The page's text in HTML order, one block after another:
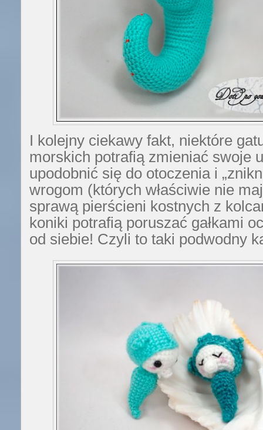
I kolejny ciekawy fakt, niektóre
morskich potrafią zmieniać swoje
upodobnić się do otoczenia i
wrogom (których właściwie nie
sprawą pierścieni kostnych z
koniki potrafią poruszać gałkami
od siebie! Czyli to taki podwodny